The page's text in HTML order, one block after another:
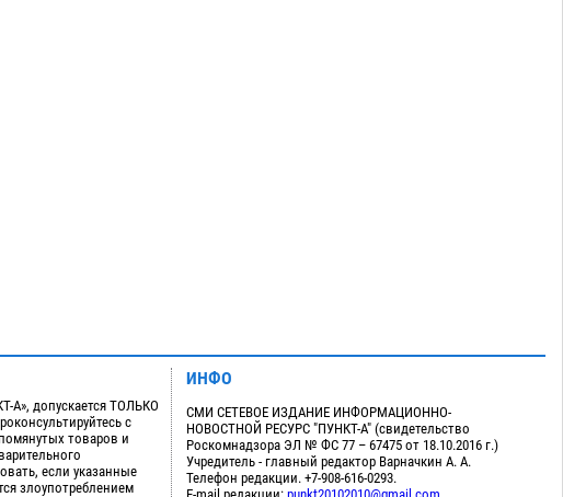
А», допускается ТОЛЬКО
с
товаров и
если указанные
злоупотреблением
ИНФО
СМИ СЕТЕВОЕ ИЗДАНИЕ ИНФОРМАЦИОННО-
НОВОСТНОЙ РЕСУРС "ПУНКТ-А" (свидетельство
Роскомнадзора ЭЛ № ФС 77 – 67475 от 18.10.2016 г.)
Учредитель - главный редактор Варначкин А. А.
Телефон редакции. +7-908-616-0293.